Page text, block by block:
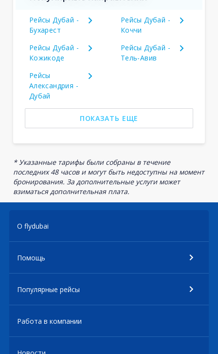
Рейсы Дубай -
Бухарест
Рейсы Дубай -
Коччи
Рейсы Дубай -
Кожикоде
Рейсы Дубай -
Тель-Авив
Рейсы
Александрия -
Дубай
ПОКАЗАТЬ ЕЩЕ
* Указанные тарифы были собраны в течение
последних 48 часов и могут быть недоступны на момент
бронирования. За дополнительные услуги может
взиматься дополнительная плата.
О flydubai
Помощь
Популярные рейсы
Работа в компании